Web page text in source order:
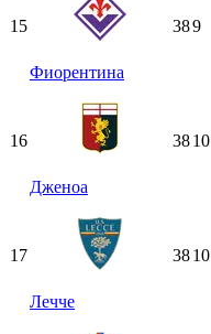
15
Фиорентина
389
16
Дженоа
3810
17
Лечче
3810